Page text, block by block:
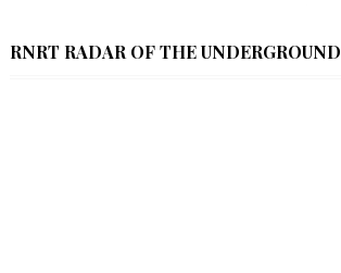
RNRT RADAR OF THE UNDERGROUND